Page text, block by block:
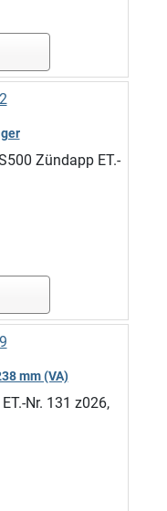
Zündapp ET.-
mm (VA)
Nr. 131 z026,